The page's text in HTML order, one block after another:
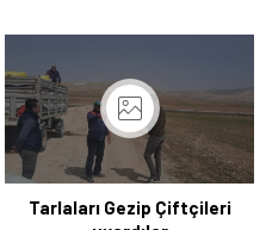
Tarlaları Gezip Çiftçileri